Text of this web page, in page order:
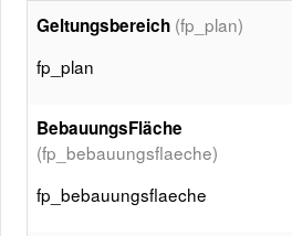
Geltungsbereich (fp_plan)
fp_plan
BebauungsFläche
(fp_bebauungsflaeche)
fp_bebauungsflaeche